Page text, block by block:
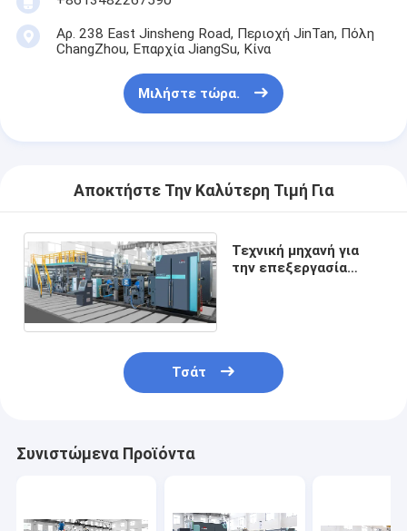
Αρ. 238 East Jinsheng Road, Περιοχή JinTan, Πόλη
ChangZhou, Επαρχία JiangSu, Κίνα
Μιλήστε τώρα.
Αποκτήστε Την Καλύτερη Τιμή Για
Τεχνική μηχανή για
την επεξεργασία
Τσάτ
Συνιστώμενα Προϊόντα